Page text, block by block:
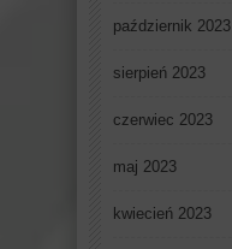
październik 2023
sierpień 2023
czerwiec 2023
maj 2023
kwiecień 2023